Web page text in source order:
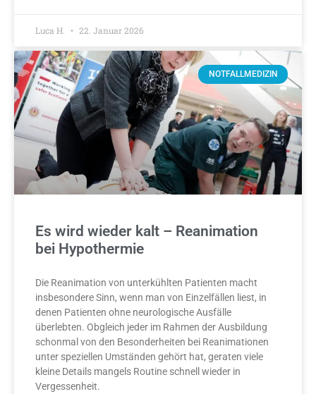
Luca H. 22. Januar 2026
NOTFALLMEDIZIN
Es wird wieder kalt – Reanimation
bei Hypothermie
Die Reanimation von unterkühlten Patienten macht
insbesondere Sinn, wenn man von Einzelfällen liest, in
denen Patienten ohne neurologische Ausfälle
überlebten. Obgleich jeder im Rahmen der Ausbildung
schonmal von den Besonderheiten bei Reanimationen
unter speziellen Umständen gehört hat, geraten viele
kleine Details mangels Routine schnell wieder in
Vergessenheit.